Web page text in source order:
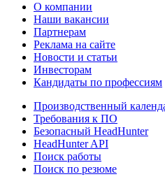
О компании
Наши вакансии
Партнерам
Реклама на сайте
Новости и статьи
Инвесторам
Кандидаты по профессиям
Производственный
Требования к ПО
Безопасный HeadHunter
HeadHunter API
Поиск работы
Поиск по резюме